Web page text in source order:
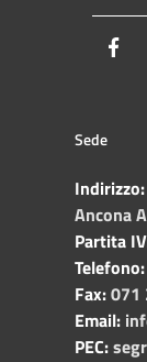
Sede
Indirizzo:
Ancona
Partita
Telefono:
Fax:071
Email:
PEC: